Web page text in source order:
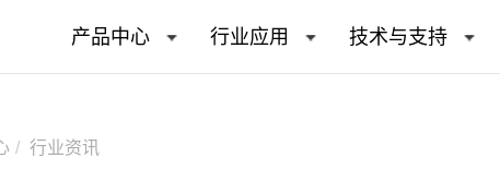
产品中心 行业应用 技术与支持
行业资讯